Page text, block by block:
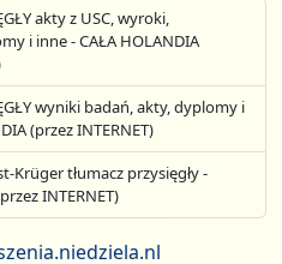
akty z USC, wyroki,
i inne - CAŁA HOLANDIA
wyniki badań, akty, dyplomy i
(przez INTERNET)
Krüger tłumacz przysięgły -
INTERNET)